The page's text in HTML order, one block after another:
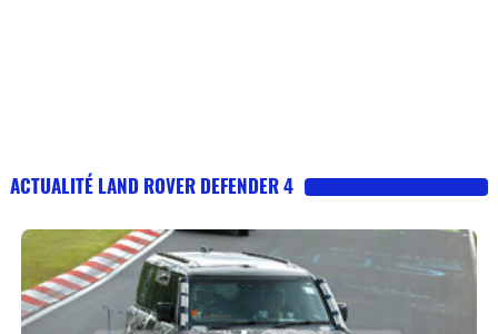
ACTUALITÉ LAND ROVER DEFENDER 4